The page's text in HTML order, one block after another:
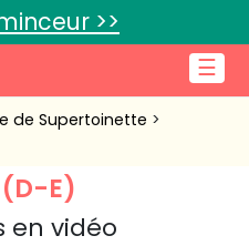
☰
>>
de Supertoinette
E)
en vidéo